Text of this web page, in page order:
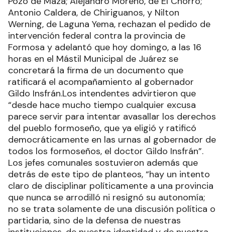
Antonio Caldera, de Chiriguanos, y Nilton
Werning, de Laguna Yema, rechazan el pedido de
intervención federal contra la provincia de
Formosa y adelantó que hoy domingo, a las 16
horas en el Mástil Municipal de Juárez se
concretará la firma de un documento que
ratificará el acompañamiento al gobernador
Gildo Insfrán.Los intendentes advirtieron que
“desde hace mucho tiempo cualquier excusa
parece servir para intentar avasallar los derechos
del pueblo formoseño, que ya eligió y ratificó
democráticamente en las urnas al gobernador de
todos los formoseños, el doctor Gildo Insfrán”.
Los jefes comunales sostuvieron además que
detrás de este tipo de planteos, “hay un intento
claro de disciplinar políticamente a una provincia
que nunca se arrodilló ni resignó su autonomía;
no se trata solamente de una discusión política o
partidaria, sino de la defensa de nuestras